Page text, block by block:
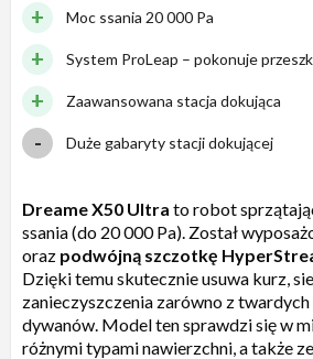
Moc ssania 20 000 Pa
System ProLeap – pokonuje
Zaawansowana stacja dokująca
Duże gabaryty stacji dokującej
Dreame X50 Ultra to robot
ssania (do 20 000 Pa). Został
oraz podwójną szczotkę
Dzięki temu skutecznie usuwa kurz,
zanieczyszczenia zarówno z twardych
dywanów. Model ten sprawdzi się w
różnymi typami nawierzchni, a także